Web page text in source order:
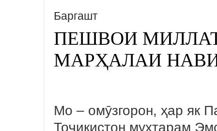
Баргашт
ПЕШВОИ
МАРҲАЛАИ
Мо – омӯзгорон, ҳар як
Тоҷикистон муҳтарам